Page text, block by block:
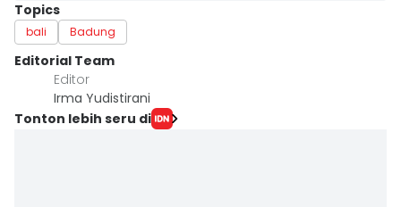
Topics
bali Badung
Editorial Team
Editor
Irma Yudistirani
Tonton lebih seru di